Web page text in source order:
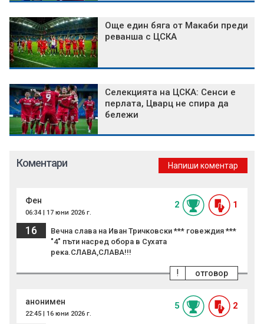
Още един бяга от Макаби преди
реванша с ЦСКА
Селекцията на ЦСКА: Сенси е
перлата, Цварц не спира да
бележи
Коментари Напиши коментар
Фен
06:34 | 17 юни 2026 г.
2 1
16
Вечна слава на Иван Тричковски *** говеждия ***
"4" пъти насред обора в Сухата
река.СЛАВА,СЛАВА!!!
отговор
!
анонимен
22:45 | 16 юни 2026 г.
5 2